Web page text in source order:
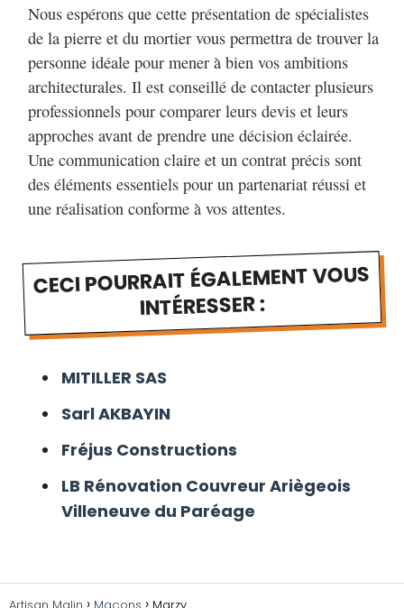
Nous espérons que cette présentation de spécialistes
de la pierre et du mortier vous permettra de trouver la
personne idéale pour mener à bien vos ambitions
architecturales. Il est conseillé de contacter plusieurs
professionnels pour comparer leurs devis et leurs
approches avant de prendre une décision éclairée.
Une communication claire et un contrat précis sont
des éléments essentiels pour un partenariat réussi et
une réalisation conforme à vos attentes.
CECI POURRAIT ÉGALEMENT VOUS
INTÉRESSER :
MITILLER SAS
Sarl AKBAYIN
Fréjus Constructions
LB Rénovation Couvreur Ariègeois
Villeneuve du Paréage